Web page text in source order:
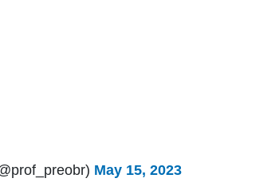
May 15, 2023